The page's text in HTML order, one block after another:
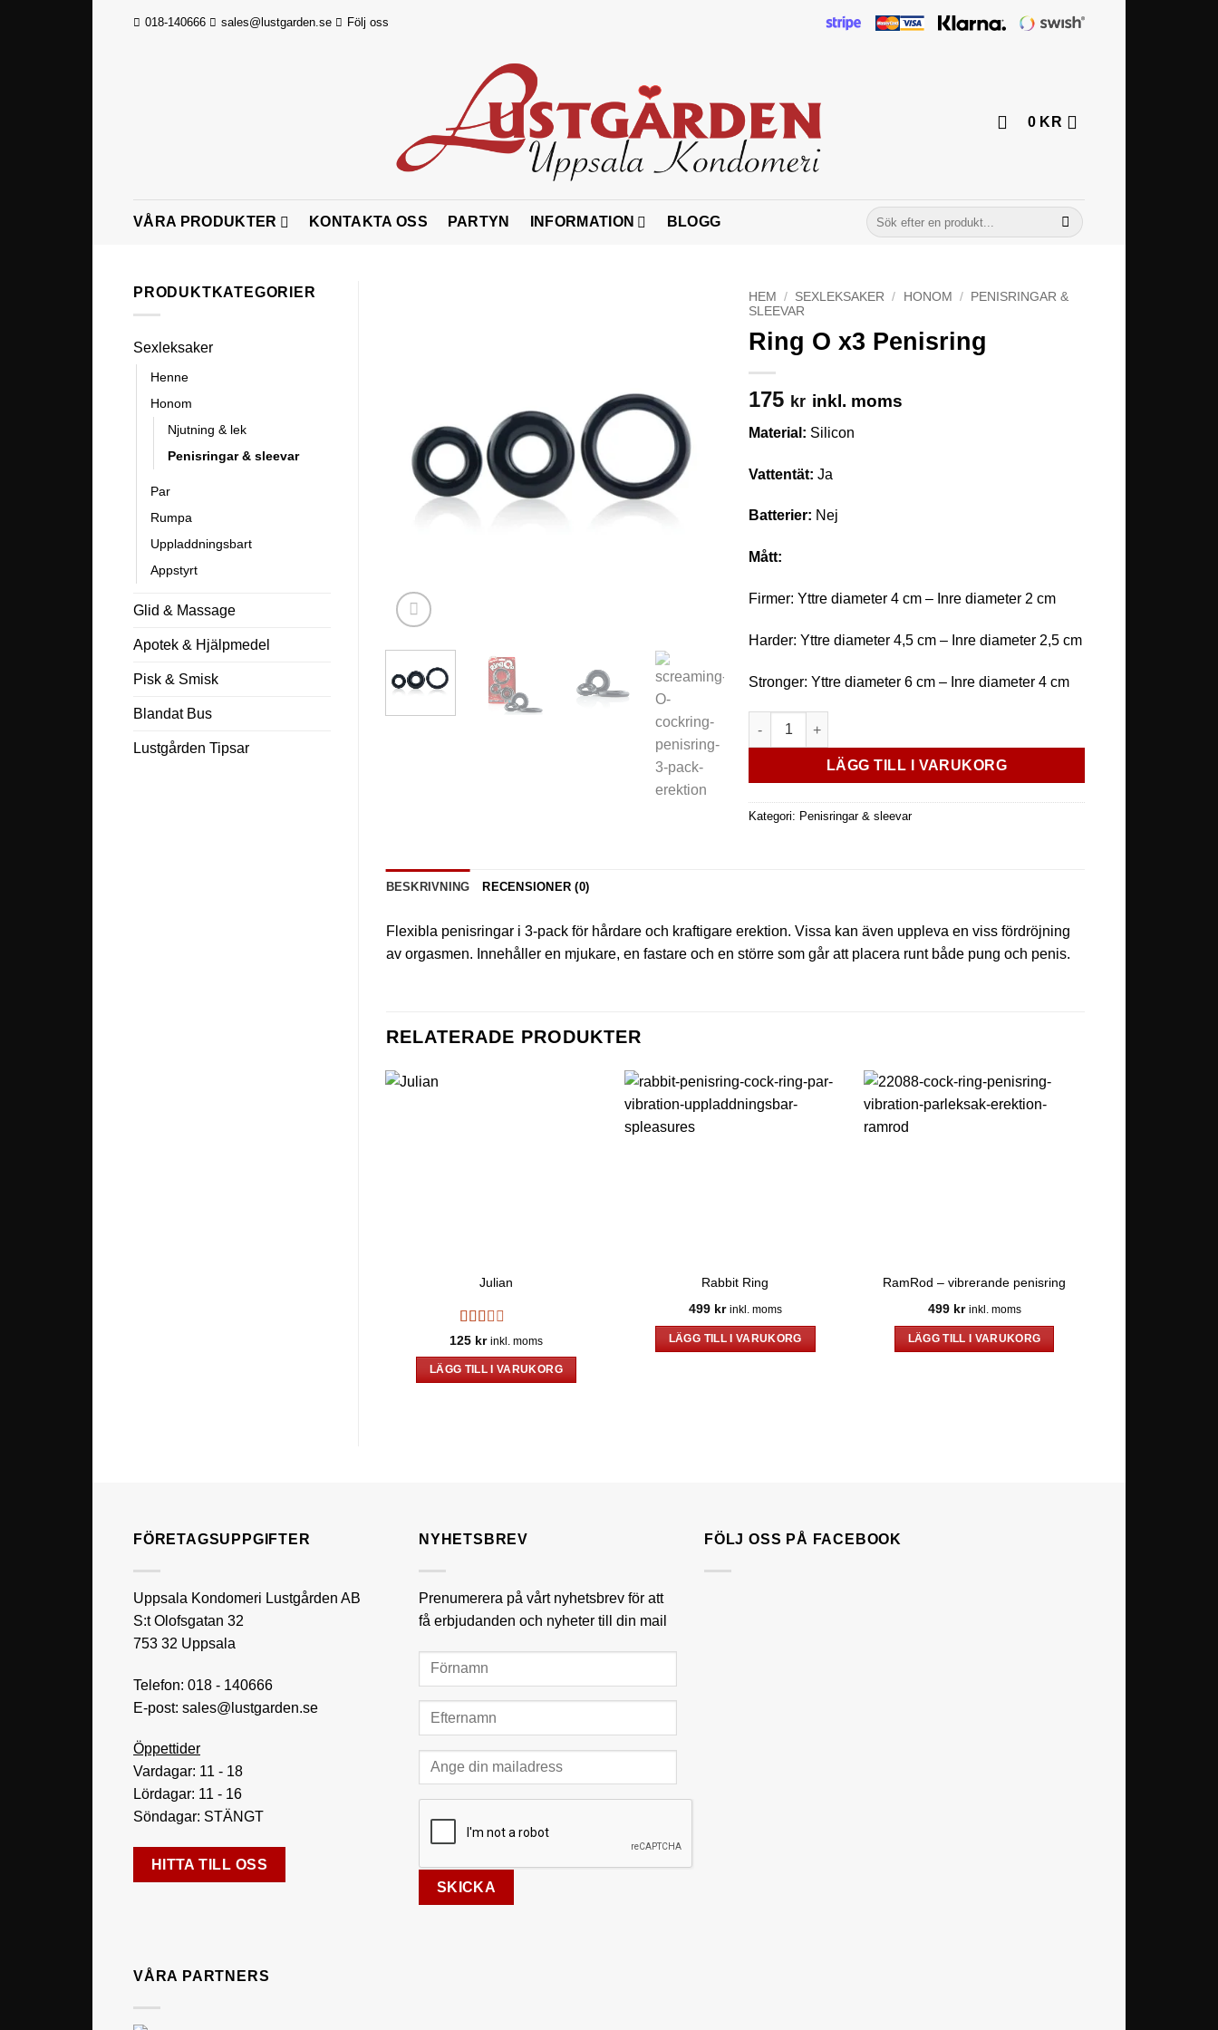
018-140666 sales@lustgarden.se Följ oss
0 KR
VÅRA PRODUKTER KONTAKTA OSS PARTYN INFORMATION BLOGG
Sök
efter:
PRODUKTKATEGORIER
Sexleksaker
Henne
Honom
Njutning & lek
Penisringar & sleevar
Par
Rumpa
Uppladdningsbart
Appstyrt
Glid & Massage
Apotek & Hjälpmedel
Pisk & Smisk
Blandat Bus
Lustgården Tipsar
HEM / SEXLEKSAKER / HONOM /
PENISRINGAR &
SLEEVAR
Ring O x3 Penisring
175 kr inkl. moms
Material: Silicon
Vattentät: Ja
Batterier: Nej
Mått:
Firmer: Yttre diameter 4 cm – Inre diameter 2 cm
Harder: Yttre diameter 4,5 cm – Inre diameter 2,5 cm
Stronger: Yttre diameter 6 cm – Inre diameter 4 cm
Ring O x3 Penisring mängd
LÄGG TILL I VARUKORG
Kategori: Penisringar & sleevar
BESKRIVNING RECENSIONER (0)
Flexibla penisringar i 3-pack för hårdare och kraftigare erektion. Vissa kan även uppleva en viss fördröjning
av orgasmen. Innehåller en mjukare, en fastare och en större som går att placera runt både pung och penis.
RELATERADE PRODUKTER
Julian
Betygsatt
5
125 kr inkl. moms
LÄGG TILL I VARUKORG
Rabbit Ring
499 kr inkl. moms
LÄGG TILL I VARUKORG
RamRod – vibrerande penisring
499 kr inkl. moms
LÄGG TILL I VARUKORG
FÖRETAGSUPPGIFTER
Uppsala Kondomeri Lustgården AB
S:t Olofsgatan 32
753 32 Uppsala
Telefon: 018 - 140666
E-post: sales@lustgarden.se
Öppettider
Vardagar: 11 - 18
Lördagar: 11 - 16
Söndagar: STÄNGT
HITTA TILL OSS
NYHETSBREV
Prenumerera på vårt nyhetsbrev för att
få erbjudanden och nyheter till din mail
VÅRA PARTNERS
FÖLJ OSS PÅ FACEBOOK